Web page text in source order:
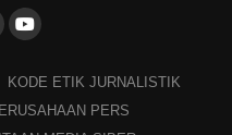
KODE ETIK JURNALISTIK
PERS